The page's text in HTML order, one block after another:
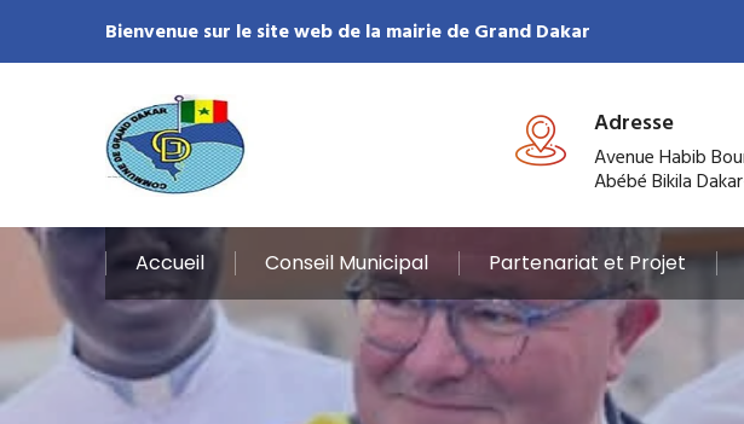
Bienvenue sur le site web de la mairie de Grand Dakar
Adresse
Avenue Habib
Abébé Bikila
Accueil Conseil Municipal Partenariat et Projet